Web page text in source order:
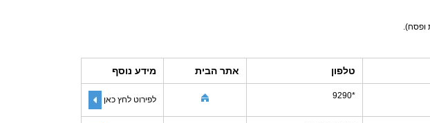
טלפון אתר הבית מידע נוסף
*9290 לפירוט לחץ כאן